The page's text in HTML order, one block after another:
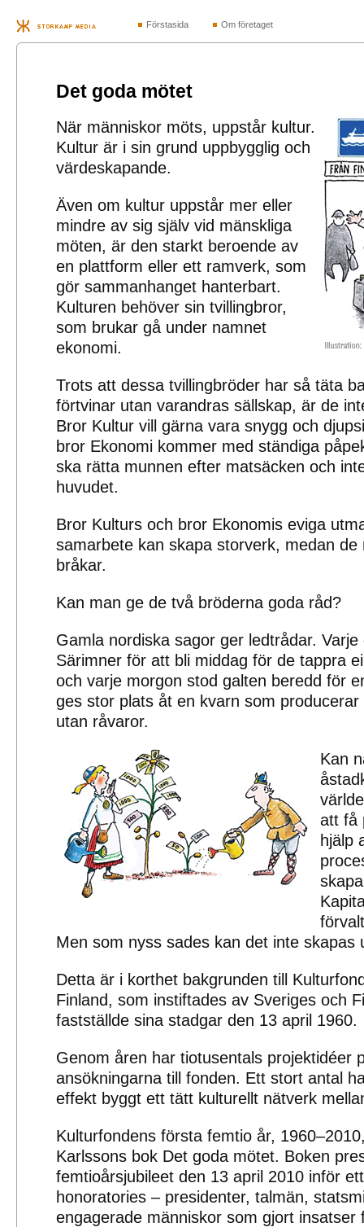
Förstasida Om företaget
Det goda mötet
När människor möts, uppstår kultur.
Kultur är i sin grund uppbygglig och
värdeskapande.
Även om kultur uppstår mer eller
mindre av sig själv vid mänskliga
möten, är den starkt beroende av
en plattform eller ett ramverk, som
gör sammanhanget hanterbart.
Kulturen behöver sin tvillingbror,
som brukar gå under namnet
ekonomi.
Trots att dessa tvillingbröder har så täta
förtvinar utan varandras sällskap, är de
Bror Kultur vill gärna vara snygg och
bror Ekonomi kommer med ständiga
ska rätta munnen efter matsäcken och
huvudet.
Bror Kulturs och bror Ekonomis eviga
samarbete kan skapa storverk, medan de
bråkar.
Kan man ge de två bröderna goda råd?
Gamla nordiska sagor ger ledtrådar.
Särimner för att bli middag för de tappra
och varje morgon stod galten beredd för
ges stor plats åt en kvarn som
utan råvaror.
Kan
att få
hjälp
Men som nyss sades kan det inte skapas
Detta är i korthet bakgrunden till
Finland, som instiftades av Sveriges och
fastställde sina stadgar den 13 april 1960.
Genom åren har tiotusentals projektidéer
ansökningarna till fonden. Ett stort antal
effekt byggt ett tätt kulturellt nätverk
Kulturfondens första femtio år,
Karlssons bok Det goda mötet. Boken
femtioårsjubileet den 13 april 2010 inför
honoratories – presidenter, talmän,
engagerade människor som gjort insatser